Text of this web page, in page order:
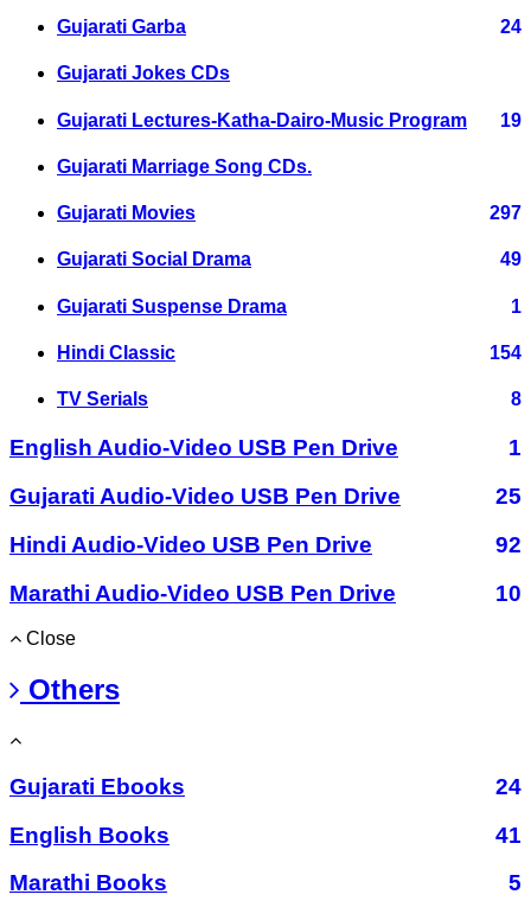
Gujarati Garba 24
Gujarati Jokes CDs
Gujarati Lectures-Katha-Dairo-Music Program 19
Gujarati Marriage Song CDs.
Gujarati Movies 297
Gujarati Social Drama 49
Gujarati Suspense Drama 1
Hindi Classic 154
TV Serials 8
English Audio-Video USB Pen Drive
1
Gujarati Audio-Video USB Pen Drive
25
Hindi Audio-Video USB Pen Drive
92
Marathi Audio-Video USB Pen Drive
10
Close
Others
Gujarati Ebooks
24
English Books
41
Marathi Books
5